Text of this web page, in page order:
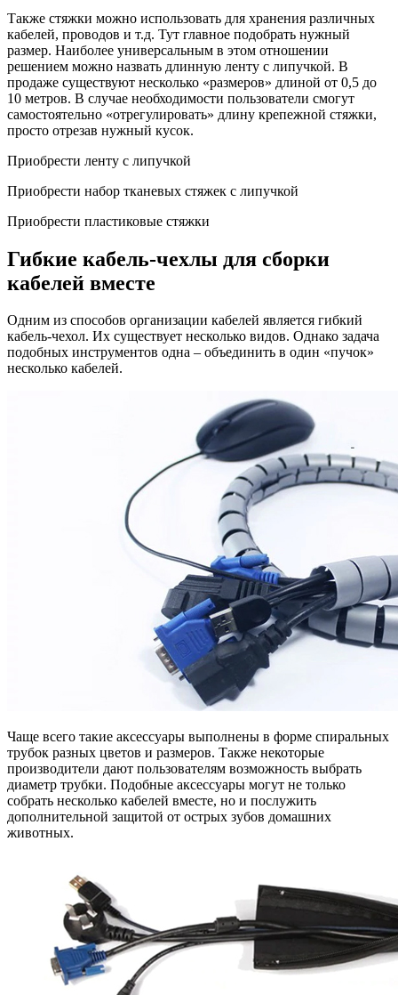
Также стяжки можно использовать для хранения различных
кабелей, проводов и т.д. Тут главное подобрать нужный
размер. Наиболее универсальным в этом отношении
решением можно назвать длинную ленту с липучкой. В
продаже существуют несколько «размеров» длиной от 0,5 до
10 метров. В случае необходимости пользователи смогут
самостоятельно «отрегулировать» длину крепежной стяжки,
просто отрезав нужный кусок.
Приобрести ленту с липучкой
Приобрести набор тканевых стяжек с липучкой
Приобрести пластиковые стяжки
Гибкие кабель-чехлы для сборки
кабелей вместе
Одним из способов организации кабелей является гибкий
кабель-чехол. Их существует несколько видов. Однако задача
подобных инструментов одна – объединить в один «пучок»
несколько кабелей.
Чаще всего такие аксессуары выполнены в форме спиральных
трубок разных цветов и размеров. Также некоторые
производители дают пользователям возможность выбрать
диаметр трубки. Подобные аксессуары могут не только
собрать несколько кабелей вместе, но и послужить
дополнительной защитой от острых зубов домашних
животных.